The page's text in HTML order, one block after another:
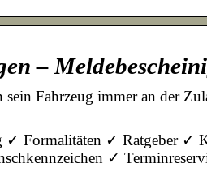
–
Fahrzeug immer an der
✓ Formalitäten ✓ Ratgeber ✓
✓